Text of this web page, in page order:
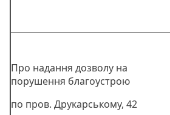
Про надання дозволу на
порушення благоустрою
по пров. Друкарському, 42